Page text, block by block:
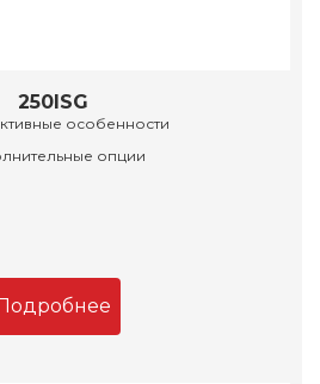
250ISG
особенности
опции
Подробнее